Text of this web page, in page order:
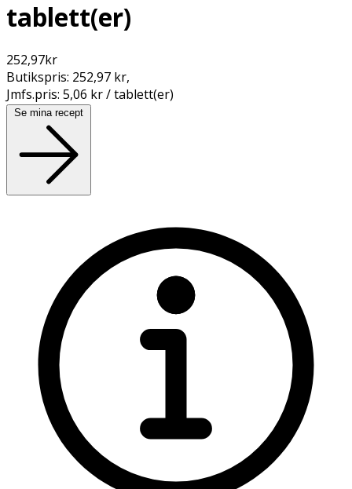
tablett(er)
252,97kr
Butikspris: 252,97 kr,
Jmfs.pris: 5,06 kr / tablett(er)
Se mina recept